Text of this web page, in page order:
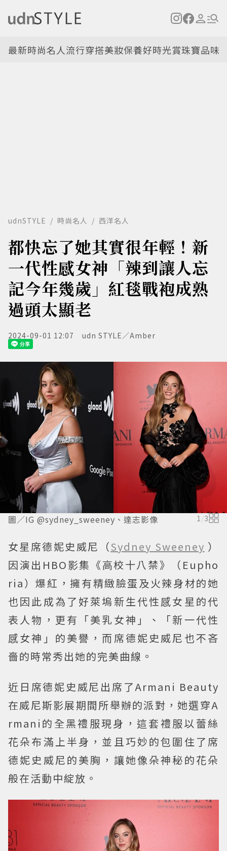
最新時尚名人流行穿搭美妝保養好時光賞珠寶品味
udnSTYLE 時尚名人 西洋名人
都快忘了她其實很年輕！新
一代性感女神「辣到讓人忘
記今年幾歲」紅毯戰袍成熟
過頭太顯老
2024-09-01 12:07 udn STYLE／Amber
圖／IG @sydney_sweeney、達志影像 1/3
女星席德妮史威尼（Sydney Sweeney ）
因演出HBO影集《高校十八禁》（Eupho
ria）爆紅，擁有精緻臉蛋及火辣身材的她
也因此成為了好萊塢新生代性感女星的代
表人物，更有「美乳女神」、「新一代性
感女神」的美譽，而席德妮史威尼也不吝
嗇的時常秀出她的完美曲線。
近日席德妮史威尼出席了Armani Beauty
在威尼斯影展期間所舉辦的派對，她選穿A
rmani的全黑禮服現身，這套禮服以蕾絲
花朵布滿上半身，並且巧妙的包圍住了席
德妮史威尼的美胸，讓她像朵神秘的花朵
般在活動中綻放。